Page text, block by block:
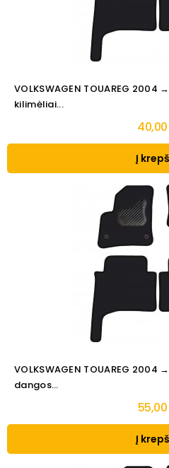
VOLKSWAGEN TOUAREG 2004
kilimėliai...
Į
VOLKSWAGEN TOUAREG
dangos...
Į